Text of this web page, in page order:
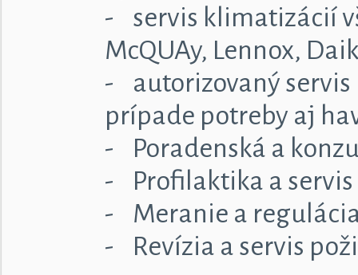
- servis klimatizácií
McQUAy, Lennox,
- autorizovaný servis
prípade potreby aj
- Poradenská a
- Profilaktika a
- Meranie a
- Revízia a servis